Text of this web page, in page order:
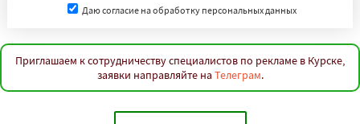
Даю согласие на обработку персональных данных
Приглашаем к сотрудничеству специалистов по рекламе в Курске,
заявки направляйте на Телеграм.